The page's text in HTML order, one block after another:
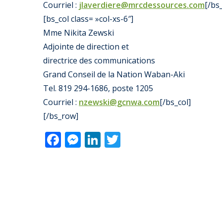
Courriel : jlaverdiere@mrcdessources.com[/
[bs_col class= »col-xs-6″]
Mme Nikita Zewski
Adjointe de direction et
directrice des communications
Grand Conseil de la Nation Waban-Aki
Tel. 819 294-1686, poste 1205
Courriel : nzewski@gcnwa.com[/bs_col]
[/bs_row]
Facebook
Messenger
LinkedIn